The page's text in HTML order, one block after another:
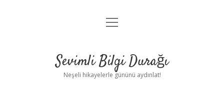
Anasayfa
Yasal Uyarı
menüyü
Sevimli Bilgi Durağı
Neşeli hikayelerle gününü aydınlat!